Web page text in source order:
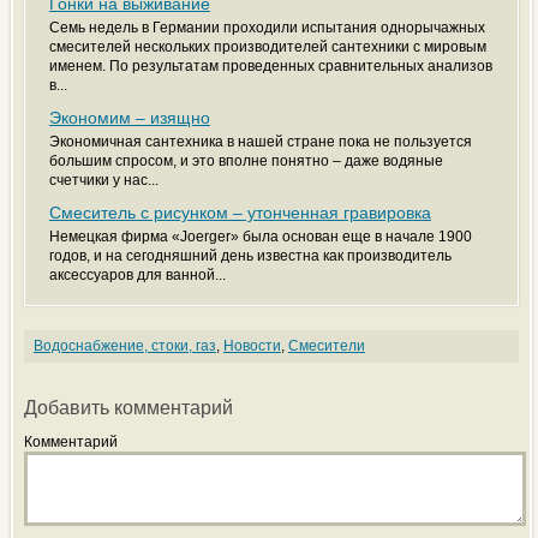
Семь недель в Германии проходили испытания однорычажных
смесителей нескольких производителей сантехники с мировым
именем. По результатам проведенных сравнительных анализов
в...
Экономим – изящно
Экономичная сантехника в нашей стране пока не пользуется
большим спросом, и это вполне понятно – даже водяные
счетчики у нас...
Смеситель с рисунком – утонченная гравировка
Немецкая фирма «Joerger» была основан еще в начале 1900
годов, и на сегодняшний день известна как производитель
аксессуаров для ванной...
Водоснабжение, стоки, газ, Новости, Смесители
Добавить комментарий
Комментарий